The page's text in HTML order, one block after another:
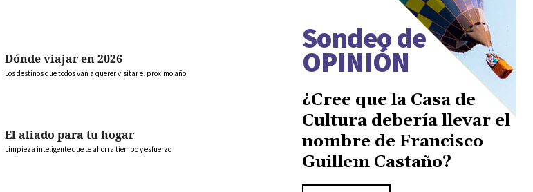
Dónde viajar en 2026
Los destinos que todos van a querer visitar el próximo año
El aliado para tu hogar
Limpieza inteligente que te ahorra tiempo y esfuerzo
Sondeo de
OPINIÓN
¿Cree que la Casa de
Cultura debería llevar el
nombre de Francisco
Guillem Castaño?